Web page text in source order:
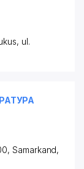
ul.
Samarkand,